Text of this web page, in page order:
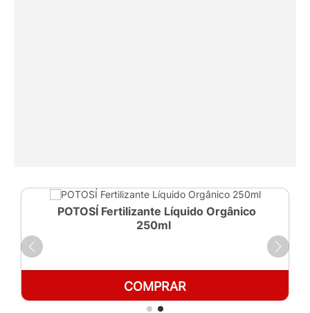
POTOSÍ Fertilizante Líquido Orgânico
250ml
COMPRAR